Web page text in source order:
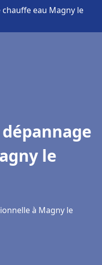
eau Magny le
le
à Magny le